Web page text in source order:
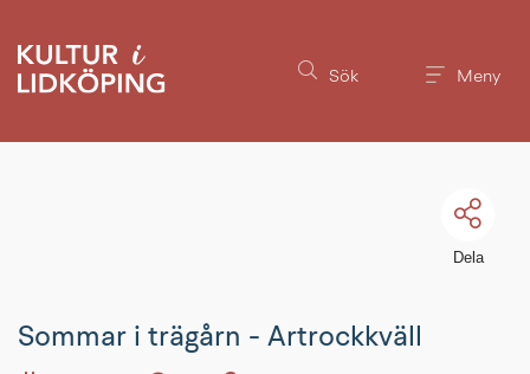
Sök Meny
Dela
Sommar i trägårn - Artrockkväll